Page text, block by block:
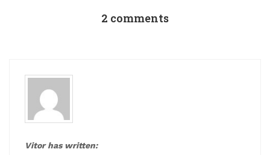
2 comments
Vitor has written: